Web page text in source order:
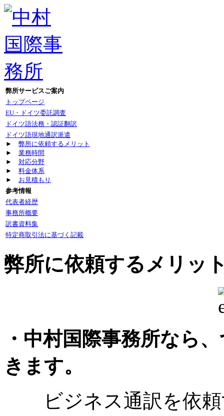
弊所サービスご案内
トップページ
EU・ドイツ委託調査
ドイツ語法務・認証翻訳
ドイツ語現地通訳派遣
► 弊所に依頼するメリット
► 業務時間
► 対応分野
► 料金体系
► お見積もり
参考情報
代表者経歴
事務所概要
訳書資料集
特定商取引法に基づく記載
弊所に依頼するメリッ
・中村国際事務所なら
きます。
ビジネス通訳を依